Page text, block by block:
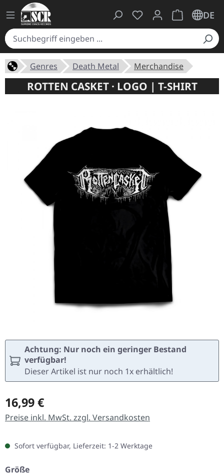
Du hast 0 Produkte
Warenkorb
DE
Genres Death Metal Merchandise
ROTTEN CASKET · LOGO | T-SHIRT
Achtung: Nur noch ein geringer Bestand
verfügbar!
Dieser Artikel ist nur noch 1x erhältlich!
Regulärer Preis:
16,99 €
Preise inkl. MwSt. zzgl. Versandkosten
Sofort verfügbar, Lieferzeit: 1-2 Werktage
Größeauswählen